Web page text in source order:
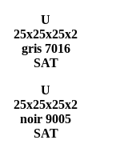
U
25x25x25x2
gris 7016
SAT
U
25x25x25x2
noir 9005
SAT